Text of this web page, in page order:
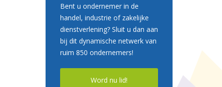
Bent u ondernemer in de
handel, industrie of zakelijke
dienstverlening? Sluit u dan aan
bij dit dynamische netwerk van
ruim 850 ondernemers!
Word nu lid!